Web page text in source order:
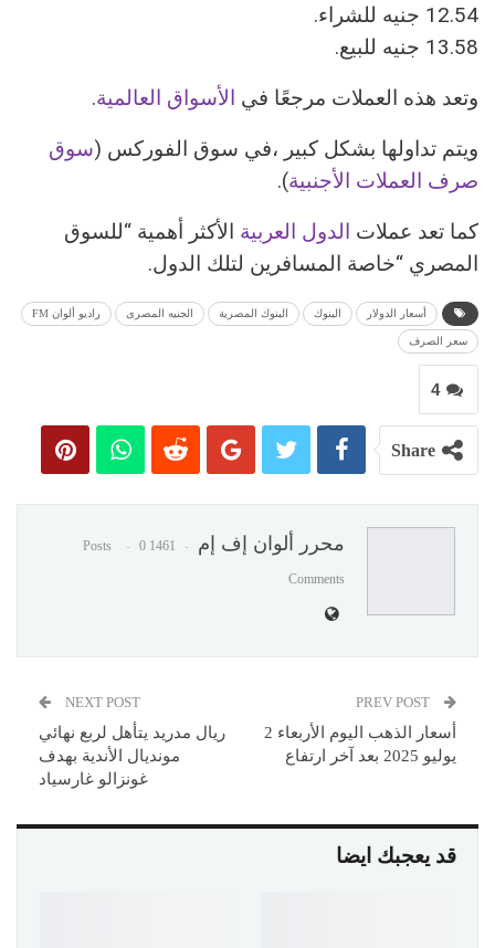
12.54 جنيه للشراء.
13.58 جنيه للبيع.
وتعد هذه العملات مرجعًا في الأسواق العالمية.
ويتم تداولها بشكل كبير ،في سوق الفوركس (سوق
صرف العملات الأجنبية).
كما تعد عملات الدول العربية الأكثر أهمية “للسوق
المصري “خاصة المسافرين لتلك الدول.
أسعار الدولار البنوك البنوك المصرية الجنيه المصرى راديو ألوان FM
سعر الصرف
4
Share
محرر ألوان إف إم 1461 Posts
0
Comments
أسعار الذهب اليوم الأربعاء 2
يوليو 2025 بعد آخر ارتفاع
NEXT POST
ريال مدريد يتأهل لربع نهائي
مونديال الأندية بهدف
غونزالو غارسياد
قد يعجبك ايضا